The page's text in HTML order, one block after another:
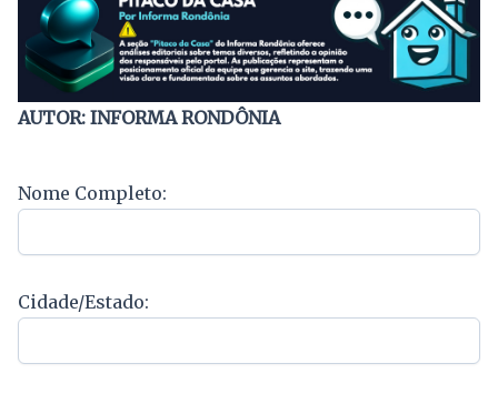
AUTOR: INFORMA RONDÔNIA
Nome Completo:
Cidade/Estado: